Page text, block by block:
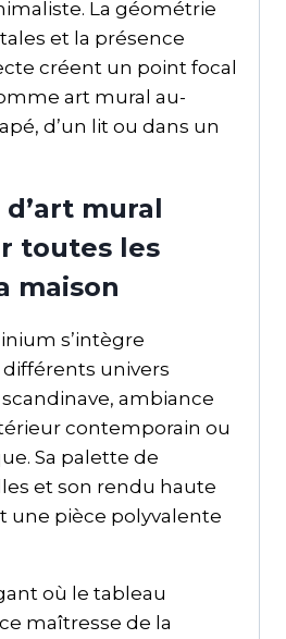
La géométrie
et la présence
créent un point focal
art mural au-
d’un lit ou dans un
mural
toutes les
maison
s’intègre
univers
ambiance
contemporain ou
Sa palette de
et son rendu haute
une pièce polyvalente
où le tableau
maîtresse de la